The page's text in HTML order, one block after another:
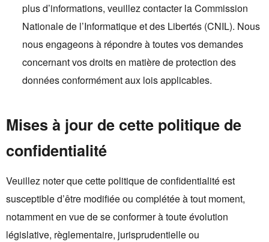
plus d’informations, veuillez contacter la Commission
Nationale de l’Informatique et des Libertés (CNIL). Nous
nous engageons à répondre à toutes vos demandes
concernant vos droits en matière de protection des
données conformément aux lois applicables.
Mises à jour de cette politique de
confidentialité
Veuillez noter que cette politique de confidentialité est
susceptible d’être modifiée ou complétée à tout moment,
notamment en vue de se conformer à toute évolution
législative, règlementaire, jurisprudentielle ou